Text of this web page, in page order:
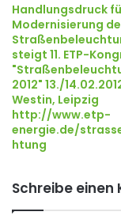
Handlungsdruck
Modernisierung
steigt 11. ETP-
2012" 13./
Westin, Leipzig
http://www.etp-
energie.de/
htung
Schreibe